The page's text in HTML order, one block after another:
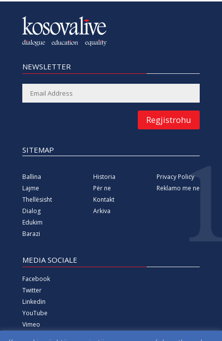
NEWSLETTER
Regjistrohu
SITEMAP
Ballina
Lajme
Thellësisht
Dialog
Edukim
Barazi
Historia
Për ne
Kontakt
Arkiva
Privacy Policy
Reklamo me ne
MEDIA SOCIALE
Facebook
Twitter
Linkedin
YouTube
Vimeo